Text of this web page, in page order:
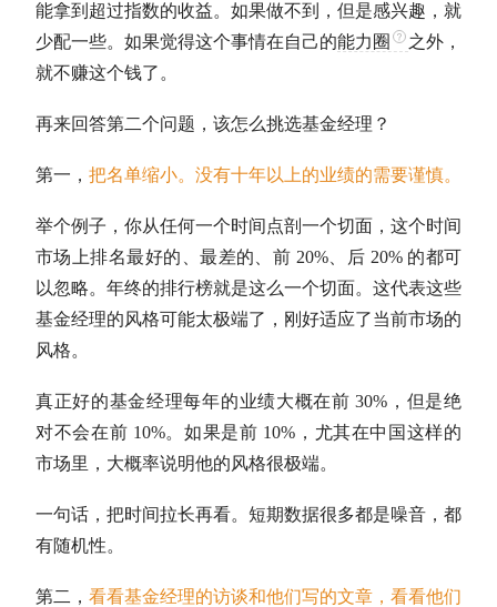
能拿到超过指数的收益。如果做不到，但是感兴趣，就
少配一些。如果觉得这个事情在自己的能力圈
之外，
就不赚这个钱了。
再来回答第二个问题，该怎么挑选基金经理？
第一， 把名单缩小。没有十年以上的业绩的需要谨慎。
举个例子，你从任何一个时间点剖一个切面，这个时间
市场上排名最好的、最差的、前 20%、后 20% 的都可
以忽略。年终的排行榜就是这么一个切面。这代表这些
基金经理的风格可能太极端了，刚好适应了当前市场的
风格。
真正好的基金经理每年的业绩大概在前 30%，但是绝
对不会在前 10%。如果是前 10%，尤其在中国这样的
市场里，大概率说明他的风格很极端。
一句话，把时间拉长再看。短期数据很多都是噪音，都
有随机性。
第二， 看看基金经理的访谈和他们写的文章，看看他们